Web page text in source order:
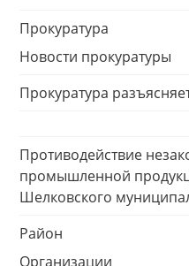
Прокуратура
Новости прокуратуры
Прокуратура
Противодействие
промышленной
Шелковского
Район
Организации